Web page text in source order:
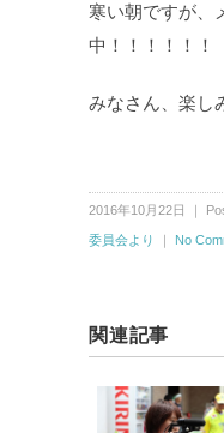
寒い朝ですが、
中！！！！！！
みなさん、楽し
2016年10月22日 ｜
委員会より No
関連記事